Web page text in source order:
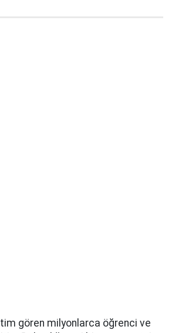
gören milyonlarca öğrenci ve